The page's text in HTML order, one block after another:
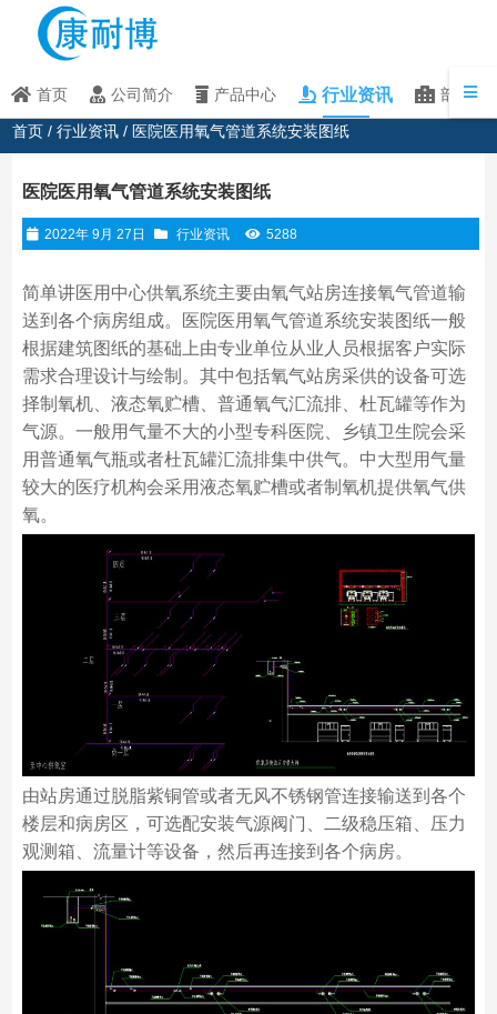
首页 公司简介 产品中心 行业资讯 部分客
首页 /行业资讯 / 医院医用氧气管道系统安装图纸
医院医用氧气管道系统安装图纸
2022年 9月 27日 行业资讯 5288
简单讲医用中心供氧系统主要由氧气站房连接氧气管道输
送到各个病房组成。医院医用氧气管道系统安装图纸一般
根据建筑图纸的基础上由专业单位从业人员根据客户实际
需求合理设计与绘制。其中包括氧气站房采供的设备可选
择制氧机、液态氧贮槽、普通氧气汇流排、杜瓦罐等作为
气源。一般用气量不大的小型专科医院、乡镇卫生院会采
用普通氧气瓶或者杜瓦罐汇流排集中供气。中大型用气量
较大的医疗机构会采用液态氧贮槽或者制氧机提供氧气供
氧。
由站房通过脱脂紫铜管或者无风不锈钢管连接输送到各个
楼层和病房区，可选配安装气源阀门、二级稳压箱、压力
观测箱、流量计等设备，然后再连接到各个病房。